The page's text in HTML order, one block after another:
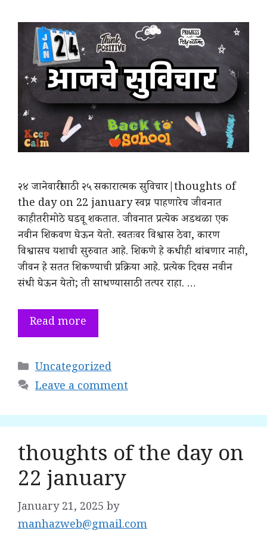
२४ जानेवारीसाठी २५ सकारात्मक सुविचार|thoughts of
the day on 22 january स्वप्न पाहणारेच जीवनात
काहीतरी मोठे घडवू शकतात. जीवनात प्रत्येक अडथळा एक
नवीन शिकवण घेऊन येतो. स्वतःवर विश्वास ठेवा, कारण
विश्वासच यशाची सुरुवात आहे. शिकणे हे कधीही थांबणार नाही,
जीवन हे सतत शिकण्याची प्रक्रिया आहे. प्रत्येक दिवस नवीन
संधी घेऊन येतो; ती साधण्यासाठी तत्पर राहा. …
Read more
Categories
Uncategorized
Leave a comment
thoughts of the day on
22 january
January 21, 2025 by
manhazweb@gmail.com